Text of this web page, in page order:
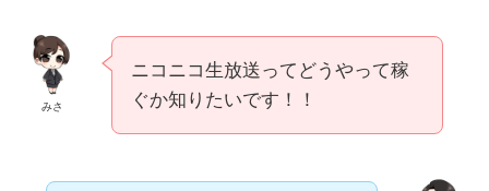
みさ
ニコニコ生放送ってどうやって稼
ぐか知りたいです！！